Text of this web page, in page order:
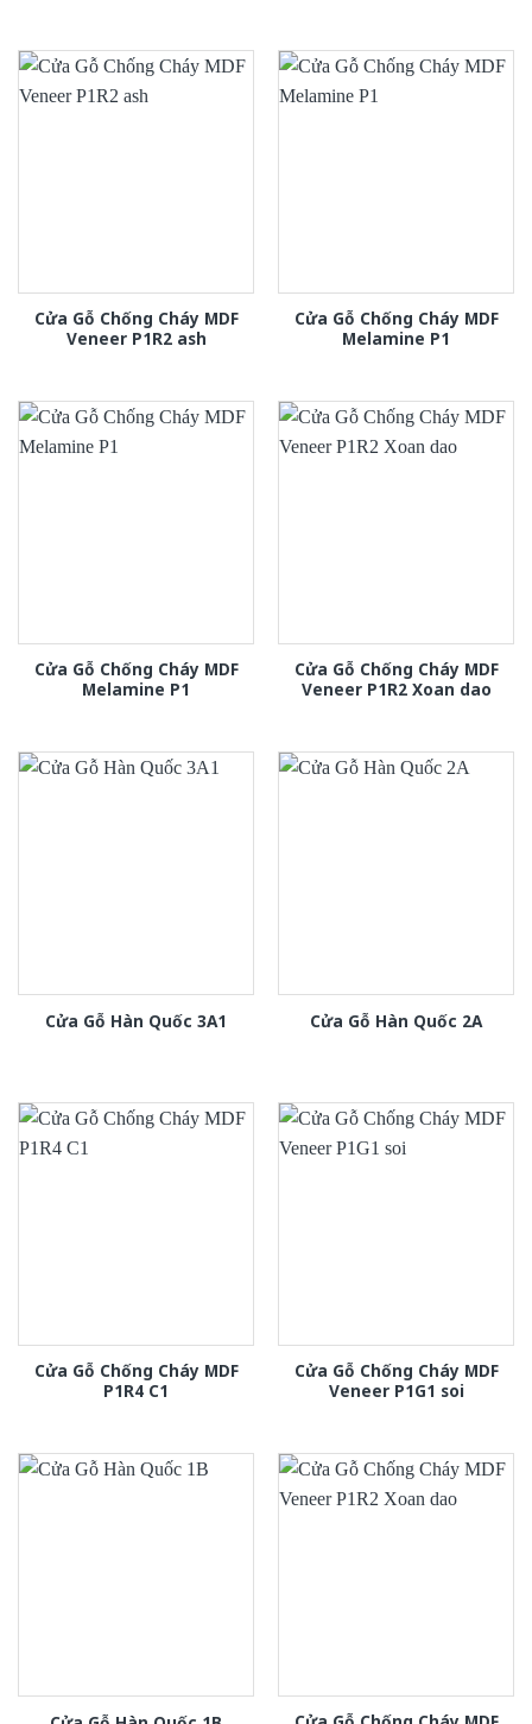
Cửa Gỗ Chống Cháy MDF
Veneer P1R2 ash
Cửa Gỗ Chống Cháy MDF
Melamine P1
Cửa Gỗ Chống Cháy MDF
Melamine P1
Cửa Gỗ Chống Cháy MDF
Veneer P1R2 Xoan dao
Cửa Gỗ Hàn Quốc 3A1 Cửa Gỗ Hàn Quốc 2A
Cửa Gỗ Chống Cháy MDF
P1R4 C1
Cửa Gỗ Chống Cháy MDF
Veneer P1G1 soi